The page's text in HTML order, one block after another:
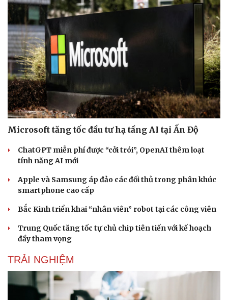
Doanh nghiệp
Thông tin doanh nghiệp
Doanh nghiệp 24h
Doanh nhân
Vì cộng đồng
Công nghệ
Sành điệu
Chuyển đổi số
Microsoft tăng tốc đầu tư hạ tầng AI tại Ấn Độ
ChatGPT miễn phí được “cởi trói”, OpenAI thêm loạt
tính năng AI mới
Apple và Samsung áp đảo các đối thủ trong phân khúc
smartphone cao cấp
Bắc Kinh triển khai “nhân viên” robot tại các công viên
Trung Quốc tăng tốc tự chủ chip tiên tiến với kế hoạch
đầy tham vọng
TRẢI NGHIỆM